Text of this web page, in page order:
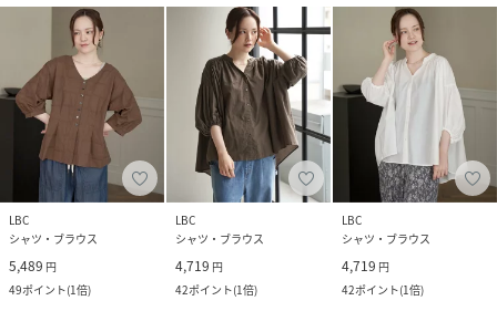
LBC
シャツ・ブラウス
5,489 円
49ポイント(1倍)
LBC
シャツ・ブラウス
4,719 円
42ポイント(1倍)
LBC
シャツ・ブラウス
4,719 円
42ポイント(1倍)